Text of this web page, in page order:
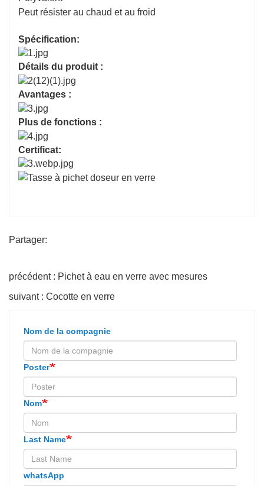
Peut résister au chaud et au froid
Spécification:
Détails du produit :
Avantages :
Plus de fonctions :
Certificat:
Partager:
précédent : Pichet à eau en verre avec mesures
suivant : Cocotte en verre
Nom de la compagnie
Poster
Nom
Last Name
whatsApp